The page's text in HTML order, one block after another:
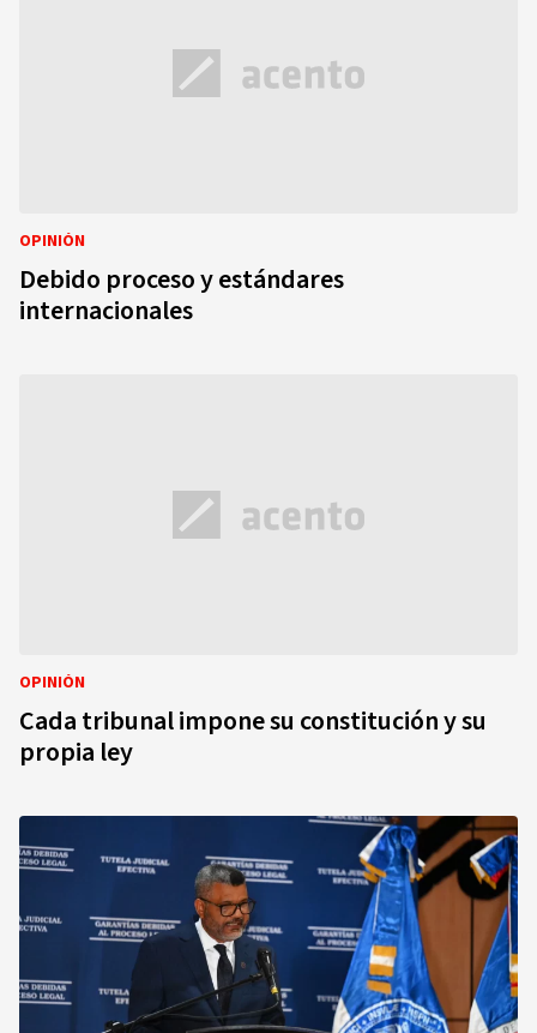
OPINIÓN
Debido proceso y estándares
internacionales
OPINIÓN
Cada tribunal impone su constitución y su
propia ley